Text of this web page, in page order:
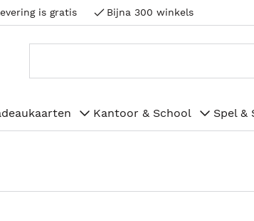
is gratis Bijna 300 winkels
Kantoor & School Spel &